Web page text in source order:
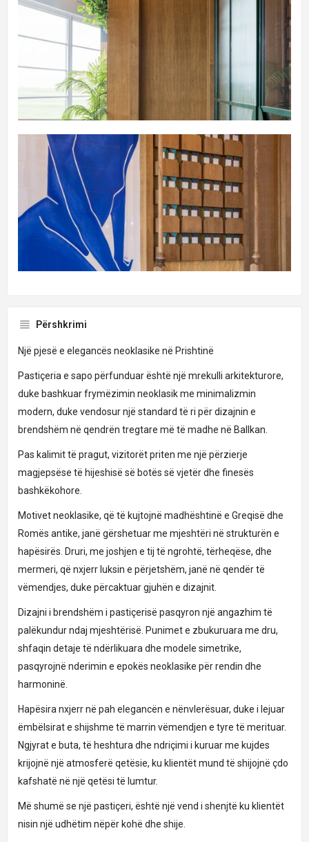
Përshkrimi
Një pjesë e elegancës neoklasike në Prishtinë
Pastiçeria e sapo përfunduar është një mrekulli arkitekturore,
duke bashkuar frymëzimin neoklasik me minimalizmin
modern, duke vendosur një standard të ri për dizajnin e
brendshëm në qendrën tregtare më të madhe në Ballkan.
Pas kalimit të pragut, vizitorët priten me një përzierje
magjepsëse të hijeshisë së botës së vjetër dhe finesës
bashkëkohore.
Motivet neoklasike, që të kujtojnë madhështinë e Greqisë dhe
Romës antike, janë gërshetuar me mjeshtëri në strukturën e
hapësirës. Druri, me joshjen e tij të ngrohtë, tërheqëse, dhe
mermeri, që nxjerr luksin e përjetshëm, janë në qendër të
vëmendjes, duke përcaktuar gjuhën e dizajnit.
Dizajni i brendshëm i pastiçerisë pasqyron një angazhim të
palëkundur ndaj mjeshtërisë. Punimet e zbukuruara me dru,
shfaqin detaje të ndërlikuara dhe modele simetrike,
pasqyrojnë nderimin e epokës neoklasike për rendin dhe
harmoninë.
Hapësira nxjerr në pah elegancën e nënvlerësuar, duke i lejuar
ëmbëlsirat e shijshme të marrin vëmendjen e tyre të merituar.
Ngjyrat e buta, të heshtura dhe ndriçimi i kuruar me kujdes
krijojnë një atmosferë qetësie, ku klientët mund të shijojnë çdo
kafshatë në një qetësi të lumtur.
Më shumë se një pastiçeri, është një vend i shenjtë ku klientët
nisin një udhëtim nëpër kohë dhe shije.